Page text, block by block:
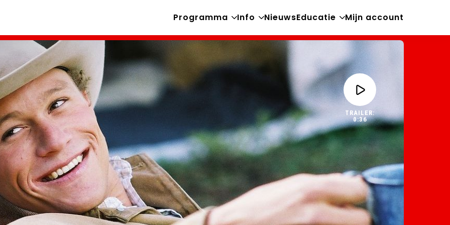
Programma
sub-
Info
sub-
menu
NieuwsEducatie
sub-
Mijn account
TRAILER:
0:36